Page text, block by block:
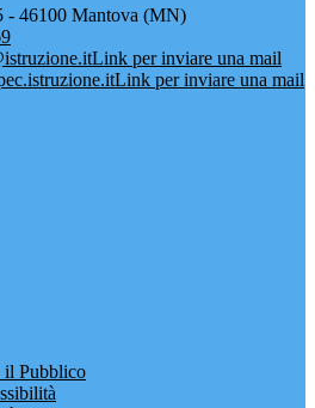
- 46100 Mantova (MN)
Link per inviare una mail
Link per inviare una mail
Pubblico